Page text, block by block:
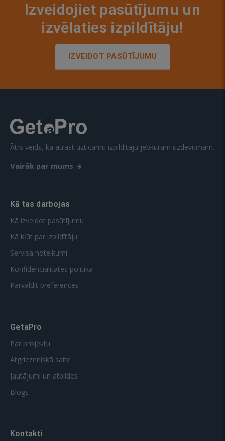
Izveidojiet pasūtījumu un
izvēlaties izpildītāju!
IZVEIDOT PASŪTĪJUMU
Ātrs veids, kā atrast uzticamu izpildītāju jebkuram uzdevumam.
Vairāk par mums
Kā tas darbojas
Kā izveidot pasūtījumu
Kā kļūt par izpildītāju
Servisa noteikumi
Konfidencialitātes politika
Pārvaldīt preferences
GetaPro
Par projektu
Atgriezeniskā saite
Jautājumi un atbildes
Blogs
Kontakti